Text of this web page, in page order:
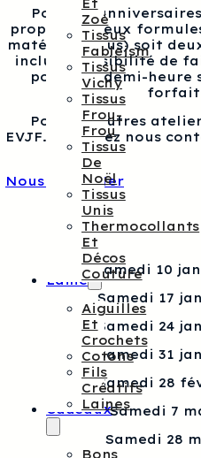
Et
Zoé
Tissus
Fableism
Tissus
Vichy
Tissus
Frou-
Frou
Tissus
De
Noël
Tissus
Unis
Thermocollants
Et
Décos
Couture
Laine
Aiguilles
Et
Crochets
Cotons
Fils
Créatifs
Laines
Cadeaux
Bons
Pour les
proposons deux
matériel inclus) soit
inclus), possibilité de
pour une demi-heure
forfait
Pour les autres
EVJF…, veuillez nous
Nous contacter
Samedi 10
Samedi 17
Samedi 24
Samedi 31
Samedi 28
Samedi 7
Samedi 28